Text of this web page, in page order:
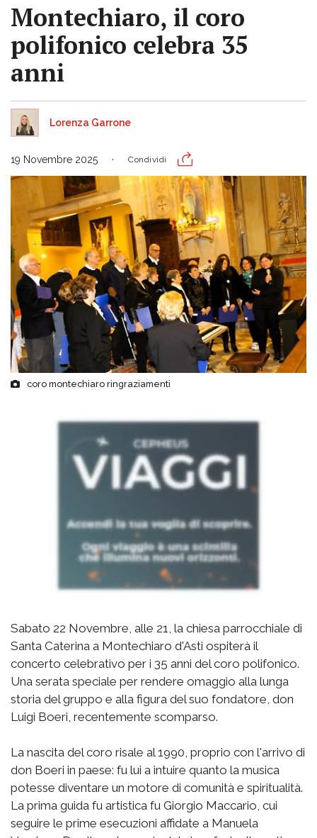
Montechiaro, il coro
polifonico celebra 35
anni
Lorenza Garrone
19 Novembre 2025 Condividi
coro montechiaro ringraziamenti
Sabato 22 Novembre, alle 21, la chiesa parrocchiale di
Santa Caterina a Montechiaro d'Asti ospiterà il
concerto celebrativo per i 35 anni del coro polifonico.
Una serata speciale per rendere omaggio alla lunga
storia del gruppo e alla figura del suo fondatore, don
Luigi Boeri, recentemente scomparso.
La nascita del coro risale al 1990, proprio con l'arrivo di
don Boeri in paese: fu lui a intuire quanto la musica
potesse diventare un motore di comunità e spiritualità.
La prima guida fu artistica fu Giorgio Maccario, cui
seguire le prime esecuzioni affidate a Manuela